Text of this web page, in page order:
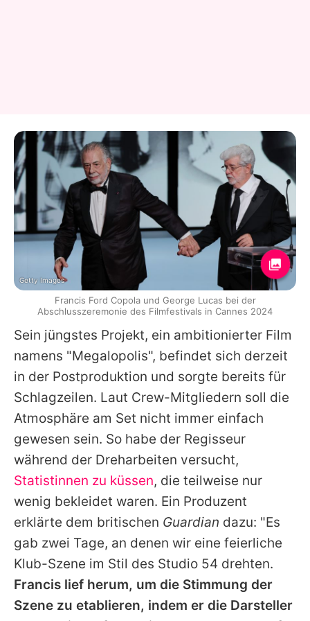
Sein jüngstes Projekt, ein ambitionierter Film
namens "Megalopolis", befindet sich derzeit
in der Postproduktion und sorgte bereits für
Schlagzeilen. Laut Crew-Mitgliedern soll die
Atmosphäre am Set nicht immer einfach
gewesen sein. So habe der Regisseur
während der Dreharbeiten versucht,
Statistinnen zu küssen, die teilweise nur
wenig bekleidet waren. Ein Produzent
erklärte dem britischen Guardian dazu: "Es
gab zwei Tage, an denen wir eine feierliche
Klub-Szene im Stil des Studio 54 drehten.
Francis lief herum, um die Stimmung der
Szene zu etablieren, indem er die Darsteller
Getty Images
Francis Ford Copola und George Lucas bei der
Abschlusszeremonie des Filmfestivals in Cannes 2024